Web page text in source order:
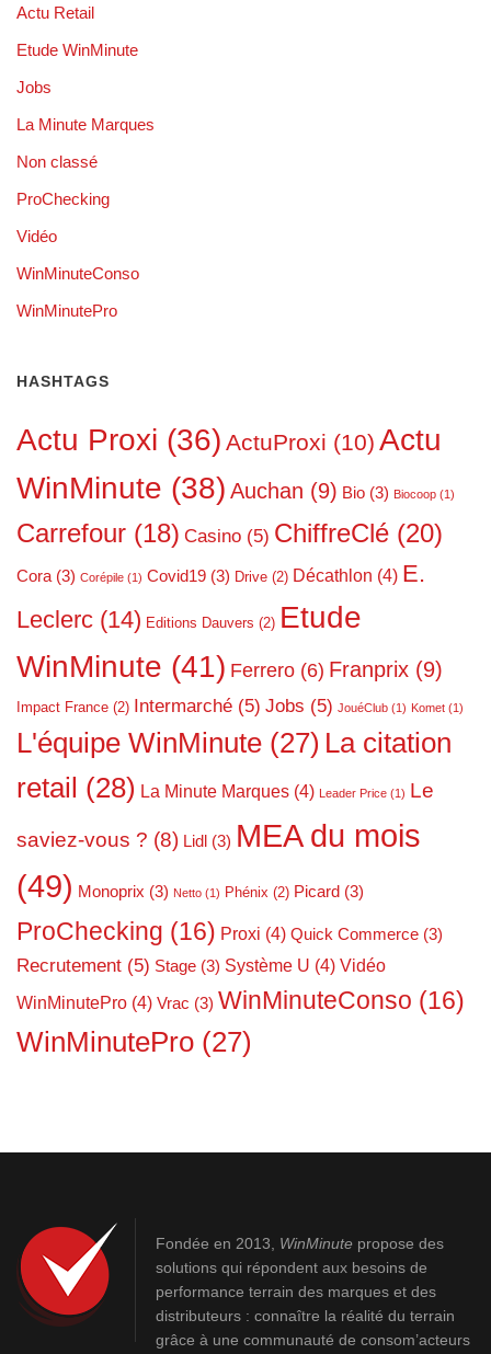
Actu Retail
Etude WinMinute
Jobs
La Minute Marques
Non classé
ProChecking
Vidéo
WinMinuteConso
WinMinutePro
HASHTAGS
Actu Proxi (36) ActuProxi (10) Actu
WinMinute (38) Auchan (9) Bio (3) Biocoop (1)
Carrefour (18) Casino (5) ChiffreClé (20)
Cora (3) Corépile (1) Covid19 (3) Drive (2) Décathlon (4) E.
Leclerc (14) Editions Dauvers (2) Etude
WinMinute (41) Ferrero (6) Franprix (9)
Impact France (2) Intermarché (5) Jobs (5) JouéClub (1) Komet (1)
L'équipe WinMinute (27) La citation
retail (28) La Minute Marques (4) Leader Price (1) Le
saviez-vous ? (8) Lidl (3) MEA du mois
(49) Monoprix (3) Netto (1) Phénix (2) Picard (3)
ProChecking (16) Proxi (4) Quick Commerce (3)
Recrutement (5) Stage (3) Système U (4) Vidéo
WinMinutePro (4) Vrac (3) WinMinuteConso (16)
WinMinutePro (27)
Fondée en 2013, WinMinute propose des
solutions qui répondent aux besoins de
performance terrain des marques et des
distributeurs : connaître la réalité du terrain
grâce à une communauté de consom’acteurs